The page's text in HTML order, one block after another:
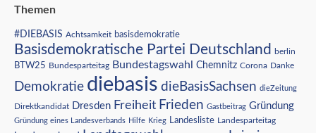
Themen
#DIEBASIS Achtsamkeit basisdemokratie
Basisdemokratische Partei Deutschland berlin
BTW25 Bundesparteitag Bundestagswahl Chemnitz Corona Danke
Demokratie diebasis dieBasisSachsen dieZeitung
Direktkandidat Dresden Freiheit Frieden Gastbeitrag Gründung
Gründung eines Landesverbands Hilfe Krieg Landesliste Landesparteitag